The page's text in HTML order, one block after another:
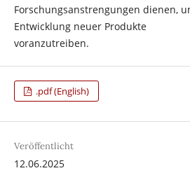
Forschungsanstrengungen dienen,
Entwicklung neuer Produkte
voranzutreiben.
.pdf (English)
Veröffentlicht
12.06.2025